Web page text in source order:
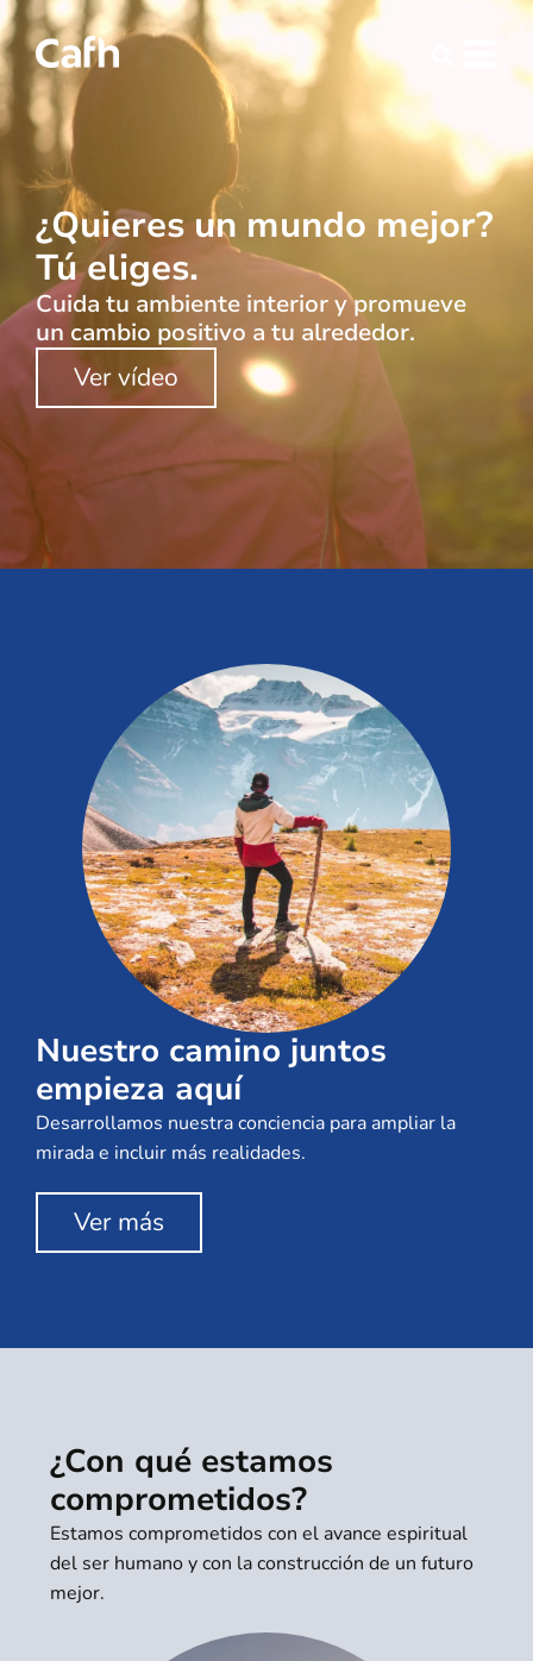
¿Quieres un mundo mejor?
Tú eliges.
Cuida tu ambiente interior y promueve
un cambio positivo a tu alrededor.
Ver vídeo
Nuestro camino juntos
empieza aquí
Desarrollamos nuestra conciencia para ampliar la
mirada e incluir más realidades.
Ver más
¿Con qué estamos
comprometidos?
Estamos comprometidos con el avance espiritual
del ser humano y con la construcción de un futuro
mejor.